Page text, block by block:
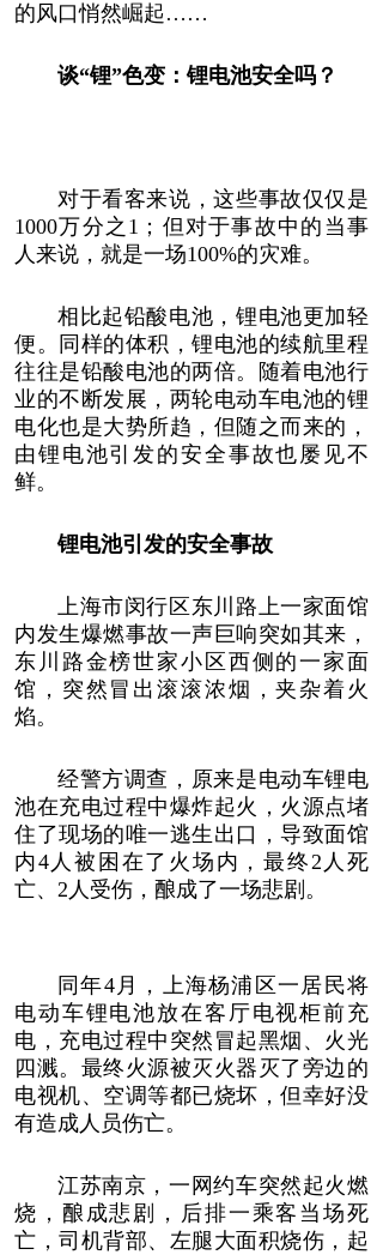
的风口悄然崛起……
谈“锂”色变：锂电池安全吗？
对于看客来说，这些事故仅仅是
1000万分之1；但对于事故中的当事
人来说，就是一场100%的灾难。
相比起铅酸电池，锂电池更加轻
便。同样的体积，锂电池的续航里程
往往是铅酸电池的两倍。随着电池行
业的不断发展，两轮电动车电池的锂
电化也是大势所趋，但随之而来的，
由锂电池引发的安全事故也屡见不
鲜。
锂电池引发的安全事故
上海市闵行区东川路上一家面馆
内发生爆燃事故一声巨响突如其来，
东川路金榜世家小区西侧的一家面
馆，突然冒出滚滚浓烟，夹杂着火
焰。
经警方调查，原来是电动车锂电
池在充电过程中爆炸起火，火源点堵
住了现场的唯一逃生出口，导致面馆
内4人被困在了火场内，最终2人死
亡、2人受伤，酿成了一场悲剧。
同年4月，上海杨浦区一居民将
电动车锂电池放在客厅电视柜前充
电，充电过程中突然冒起黑烟、火光
四溅。最终火源被灭火器灭了旁边的
电视机、空调等都已烧坏，但幸好没
有造成人员伤亡。
江苏南京，一网约车突然起火燃
烧，酿成悲剧，后排一乘客当场死
亡，司机背部、左腿大面积烧伤，起